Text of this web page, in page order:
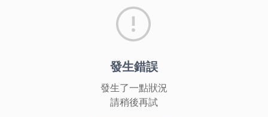
發生錯誤
發生了一點狀況
請稍後再試